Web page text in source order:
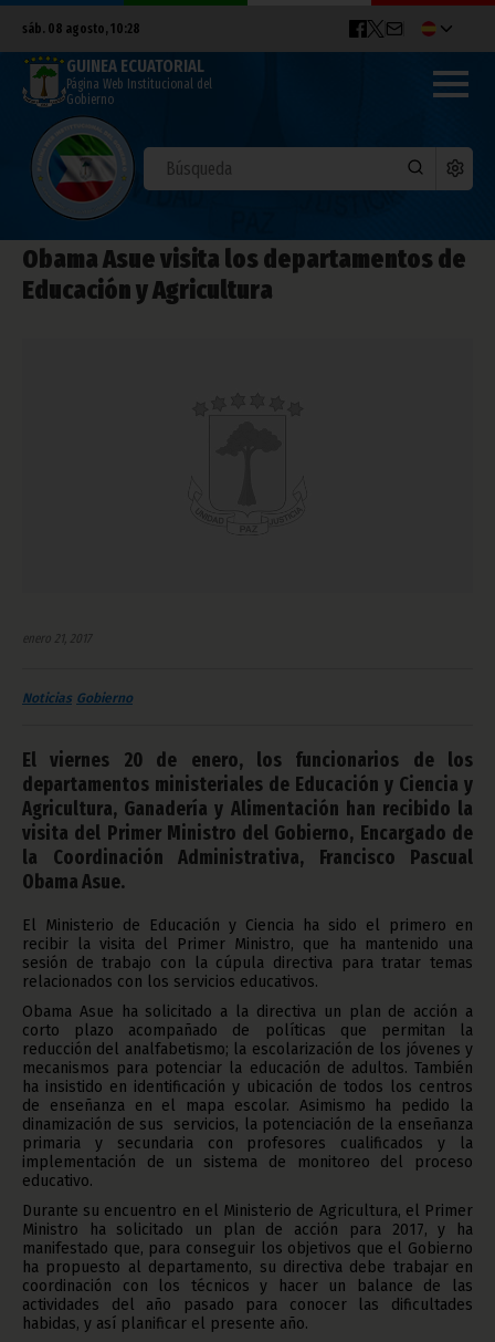
sáb. 08 agosto, 10:28
GUINEA ECUATORIAL
Página Web Institucional del
Gobierno
Obama Asue visita los departamentos de
Educación y Agricultura
enero 21, 2017
Noticias Gobierno
El viernes 20 de enero, los funcionarios de los
departamentos ministeriales de Educación y Ciencia y
Agricultura, Ganadería y Alimentación han recibido la
visita del Primer Ministro del Gobierno, Encargado de
la Coordinación Administrativa, Francisco Pascual
Obama Asue.
El Ministerio de Educación y Ciencia ha sido el primero en
recibir la visita del Primer Ministro, que ha mantenido una
sesión de trabajo con la cúpula directiva para tratar temas
relacionados con los servicios educativos.
Obama Asue ha solicitado a la directiva un plan de acción a
corto plazo acompañado de políticas que permitan la
reducción del analfabetismo; la escolarización de los jóvenes y
mecanismos para potenciar la educación de adultos. También
ha insistido en identificación y ubicación de todos los centros
de enseñanza en el mapa escolar. Asimismo ha pedido la
dinamización de sus servicios, la potenciación de la enseñanza
primaria y secundaria con profesores cualificados y la
implementación de un sistema de monitoreo del proceso
educativo.
Durante su encuentro en el Ministerio de Agricultura, el Primer
Ministro ha solicitado un plan de acción para 2017, y ha
manifestado que, para conseguir los objetivos que el Gobierno
ha propuesto al departamento, su directiva debe trabajar en
coordinación con los técnicos y hacer un balance de las
actividades del año pasado para conocer las dificultades
habidas, y así planificar el presente año.